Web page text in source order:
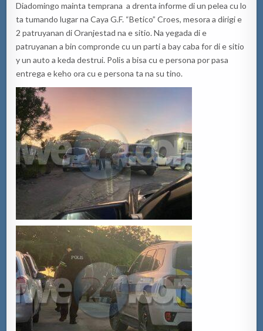
Diadomingo mainta temprana a drenta informe di un pelea cu lo
ta tumando lugar na Caya G.F. “Betico” Croes, mesora a dirigi e
2 patruyanan di Oranjestad na e sitio. Na yegada di e
patruyanan a bin compronde cu un parti a bay caba for di e sitio
y un auto a keda destrui. Polis a bisa cu e persona por pasa
entrega e keho ora cu e persona ta na su tino.